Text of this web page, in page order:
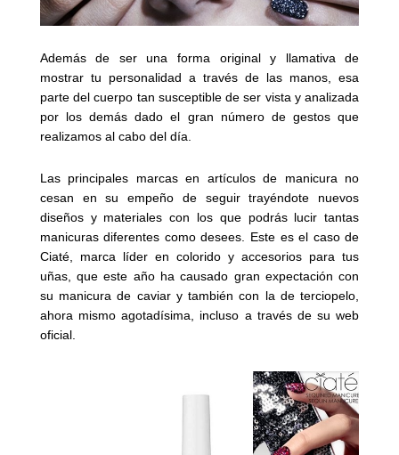
Además de ser una forma original y llamativa de
mostrar tu personalidad a través de las manos, esa
parte del cuerpo tan susceptible de ser vista y analizada
por los demás dado el gran número de gestos que
realizamos al cabo del día.
Las principales marcas en artículos de manicura no
cesan en su empeño de seguir trayéndote nuevos
diseños y materiales con los que podrás lucir tantas
manicuras diferentes como desees. Este es el caso de
Ciaté, marca líder en colorido y accesorios para tus
uñas, que este año ha causado gran expectación con
su manicura de caviar y también con la de terciopelo,
ahora mismo agotadísima, incluso a través de su web
oficial.